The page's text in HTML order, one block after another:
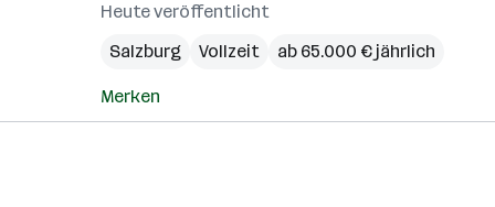
Heute veröffentlicht
Salzburg
Vollzeit ab 65.000 € jährlich
Merken